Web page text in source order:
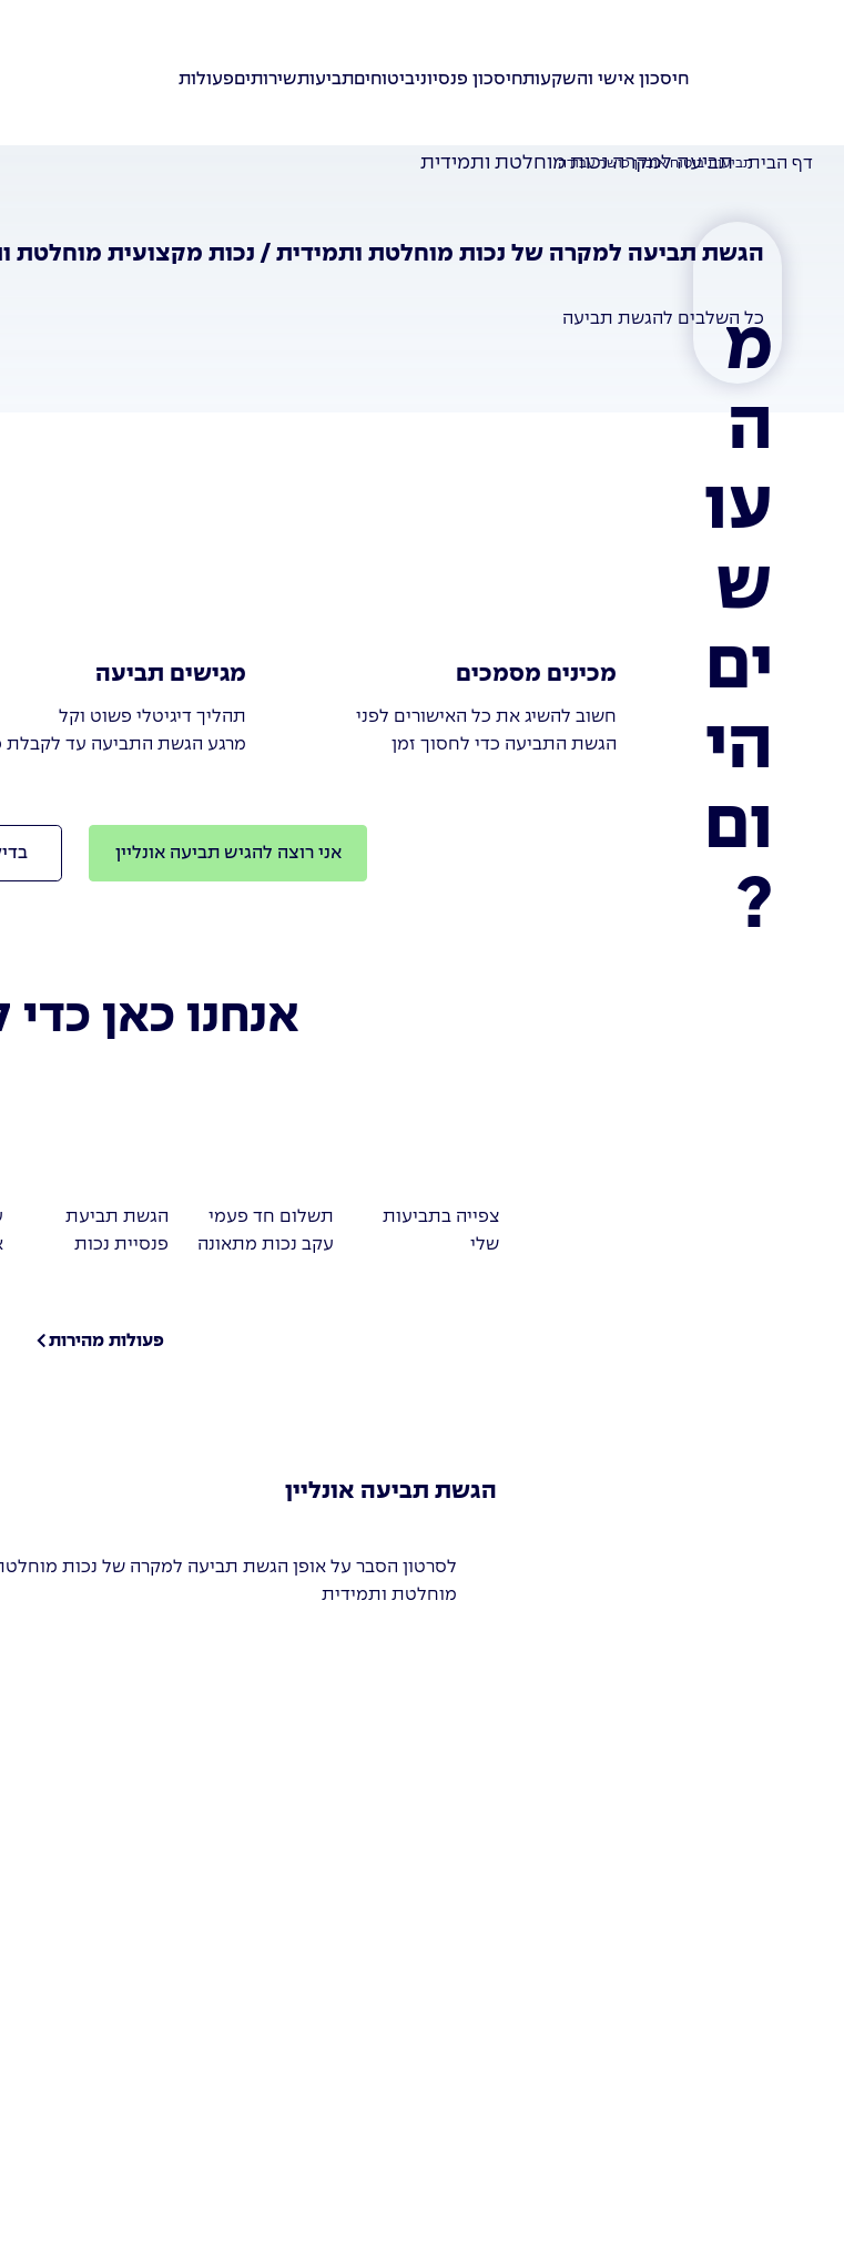
חיסכון אישי והשקעותחיסכון פנסיוניביטוחיםתביעותשירותיםפעולות
דף הביתתביעות ביטוח אובדן כושר עבודה
תביעה למקרה נכות מוחלטת ותמידית
הגשת תביעה למקרה של נכות מוחלטת ותמידית / נכות מקצועית מוחלטת
כל השלבים להגשת תביעה
מכינים מסמכים
חשוב להשיג את כל האישורים לפני
הגשת התביעה כדי לחסוך זמן
מגישים תביעה
תהליך דיגיטלי פשוט וקל
מרגע הגשת התביעה עד לקבלת
אני רוצה להגיש תביעה אונליין
אנחנו כאן כדי
צפייה בתביעות
שלי
תשלום חד פעמי
עקב נכות מתאונה
הגשת תביעת
פנסיית נכות
פעולות מהירות
הגשת תביעה אונליין
לסרטון הסבר על אופן הגשת תביעה למקרה של נכות
מוחלטת ותמידית
מ
ה
עו
ש
ים
הי
ום
?